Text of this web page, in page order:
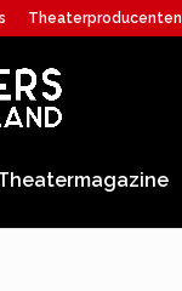
Theaterproducenten